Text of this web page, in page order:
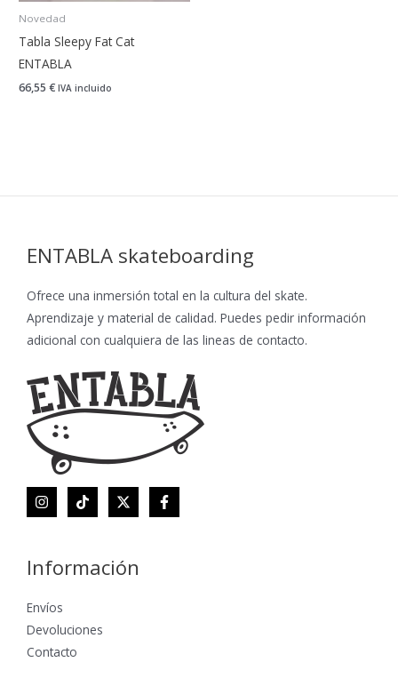
Novedad
Tabla Sleepy Fat Cat
ENTABLA
66,55€ IVA incluido
ENTABLA skateboarding
Ofrece una inmersión total en la cultura del skate.
Aprendizaje y material de calidad. Puedes pedir información
adicional con cualquiera de las lineas de contacto.
Información
Envíos
Devoluciones
Contacto